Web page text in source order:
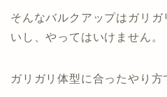
そんなバルクアップはガリ
いし、やってはいけません。
ガリガリ体型に合ったやり方